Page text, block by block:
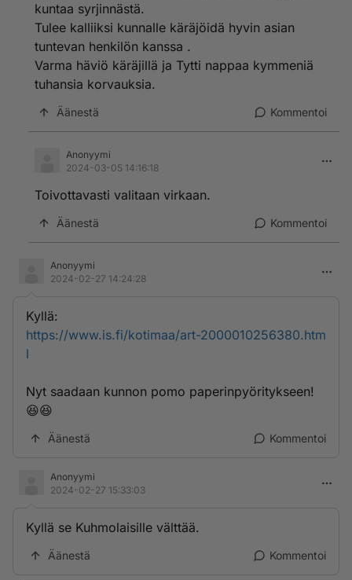
kuntaa syrjinnästä.
Tulee kalliiksi kunnalle käräjöidä hyvin asian
tuntevan henkilön kanssa .
Varma häviö käräjillä ja Tytti nappaa kymmeniä
tuhansia korvauksia.
Äänestä Kommentoi
Anonyymi
2024-03-05 14:16:18
Toivottavasti valitaan virkaan.
Äänestä Kommentoi
Anonyymi
2024-02-27 14:24:28
Kyllä:
https://www.is.fi/kotimaa/art-2000010256380.htm
l
Nyt saadaan kunnon pomo paperinpyöritykseen!
😆😆
Äänestä Kommentoi
Anonyymi
2024-02-27 15:33:03
Kyllä se Kuhmolaisille välttää.
Äänestä Kommentoi